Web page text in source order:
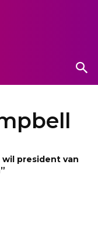
wil president van